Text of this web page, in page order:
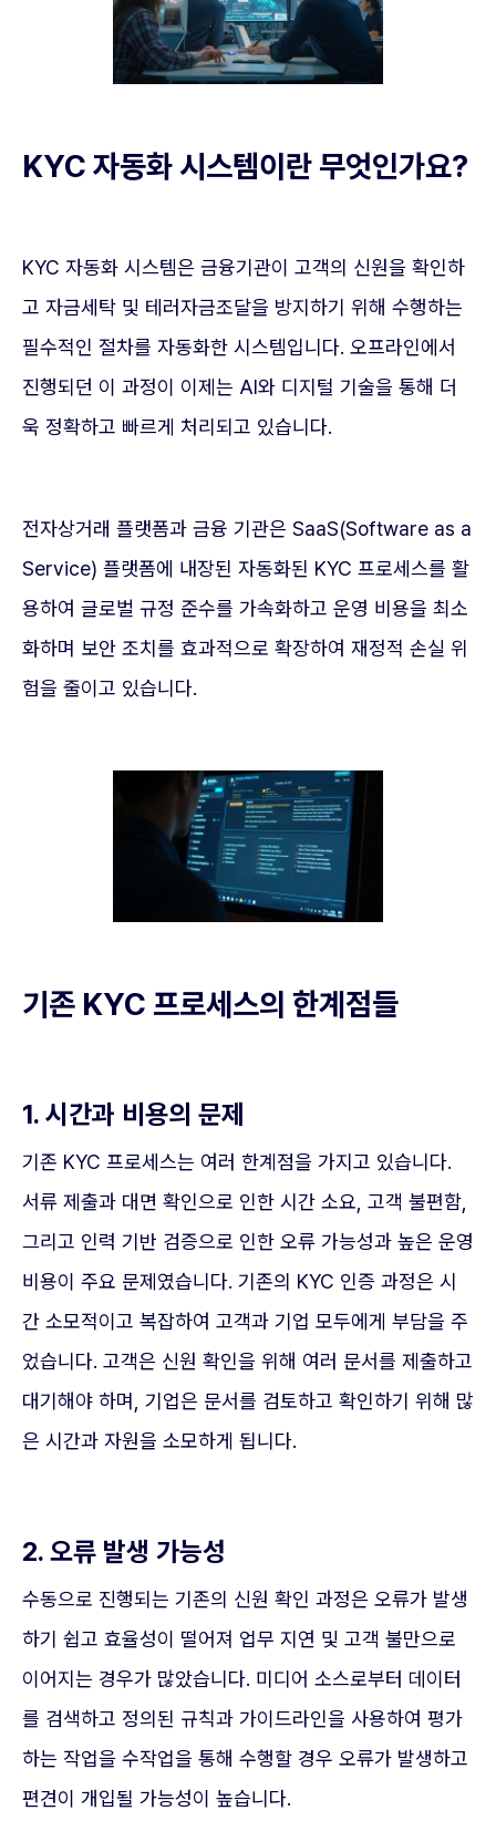
KYC 자동화 시스템이란 무엇인가요?
KYC 자동화 시스템은 금융기관이 고객의 신원을 확인하
고 자금세탁 및 테러자금조달을 방지하기 위해 수행하는
필수적인 절차를 자동화한 시스템입니다. 오프라인에서
진행되던 이 과정이 이제는 AI와 디지털 기술을 통해 더
욱 정확하고 빠르게 처리되고 있습니다.
전자상거래 플랫폼과 금융 기관은 SaaS(Software as a
Service) 플랫폼에 내장된 자동화된 KYC 프로세스를 활
용하여 글로벌 규정 준수를 가속화하고 운영 비용을 최소
화하며 보안 조치를 효과적으로 확장하여 재정적 손실 위
험을 줄이고 있습니다.
기존 KYC 프로세스의 한계점들
1. 시간과 비용의 문제
기존 KYC 프로세스는 여러 한계점을 가지고 있습니다.
서류 제출과 대면 확인으로 인한 시간 소요, 고객 불편함,
그리고 인력 기반 검증으로 인한 오류 가능성과 높은 운영
비용이 주요 문제였습니다. 기존의 KYC 인증 과정은 시
간 소모적이고 복잡하여 고객과 기업 모두에게 부담을 주
었습니다. 고객은 신원 확인을 위해 여러 문서를 제출하고
대기해야 하며, 기업은 문서를 검토하고 확인하기 위해 많
은 시간과 자원을 소모하게 됩니다.
2. 오류 발생 가능성
수동으로 진행되는 기존의 신원 확인 과정은 오류가 발생
하기 쉽고 효율성이 떨어져 업무 지연 및 고객 불만으로
이어지는 경우가 많았습니다. 미디어 소스로부터 데이터
를 검색하고 정의된 규칙과 가이드라인을 사용하여 평가
하는 작업을 수작업을 통해 수행할 경우 오류가 발생하고
편견이 개입될 가능성이 높습니다.